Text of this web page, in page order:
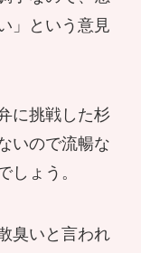
」という意見
に挑戦した杉
いので流暢な
しょう。
臭いと言われ